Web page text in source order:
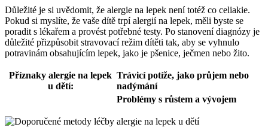
Důležité je si uvědomit, že alergie na lepek není totéž co celiakie.
Pokud si myslíte, že vaše dítě trpí alergií na lepek, měli byste se
poradit s lékařem a provést potřebné testy. Po stanovení diagnózy je
důležité přizpůsobit stravovací režim dítěti tak, aby se vyhnulo
potravinám obsahujícím lepek, jako je pšenice, ječmen nebo žito.
Příznaky alergie na lepek
u dětí:
Trávicí potíže, jako průjem nebo
nadýmání
Problémy s růstem a vývojem